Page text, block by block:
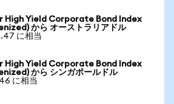
High Yield Corporate Bond Index
から オーストラリアドル
に相当
High Yield Corporate Bond Index
から シンガポールドル
に相当